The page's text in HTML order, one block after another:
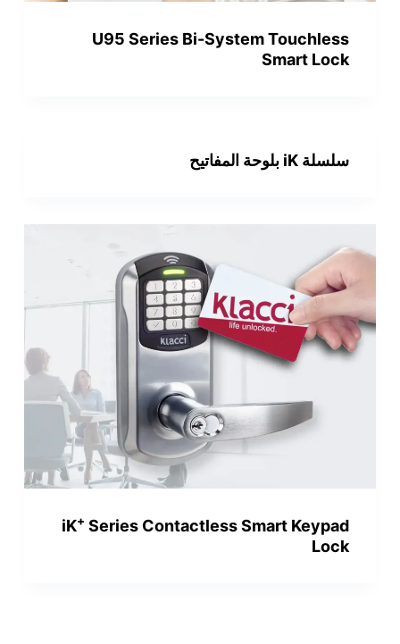
U95 Series Bi-System Touchless
Smart Lock
سلسلة iK بلوحة المفاتيح
iK+ Series Contactless Smart Keypad
Lock